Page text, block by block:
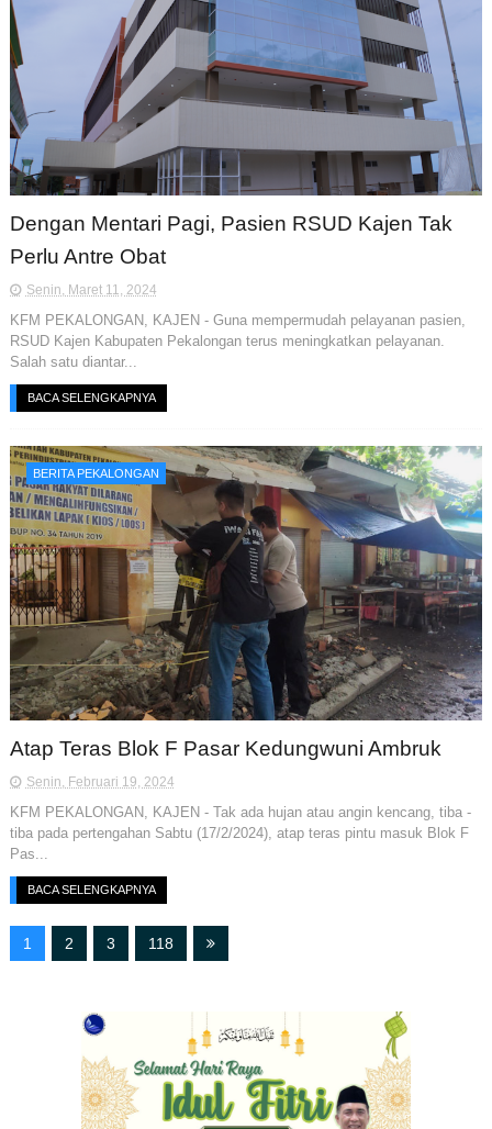
Dengan Mentari Pagi, Pasien RSUD Kajen Tak
Perlu Antre Obat
Senin, Maret 11, 2024
KFM PEKALONGAN, KAJEN - Guna mempermudah pelayanan pasien,
RSUD Kajen Kabupaten Pekalongan terus meningkatkan pelayanan.
Salah satu diantar...
BACA SELENGKAPNYA
BERITA PEKALONGAN
Atap Teras Blok F Pasar Kedungwuni Ambruk
Senin, Februari 19, 2024
KFM PEKALONGAN, KAJEN - Tak ada hujan atau angin kencang, tiba -
tiba pada pertengahan Sabtu (17/2/2024), atap teras pintu masuk Blok F
Pas...
BACA SELENGKAPNYA
1 2 3 118